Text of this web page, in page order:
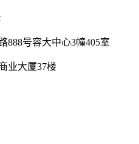
号容大中心3幢405室
业大厦37楼